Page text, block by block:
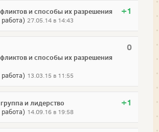
+1
и способы их разрешения
27.05.14 в 14:43
0
и способы их разрешения
13.03.15 в 11:55
+1
и лидерство
14.09.16 в 19:58